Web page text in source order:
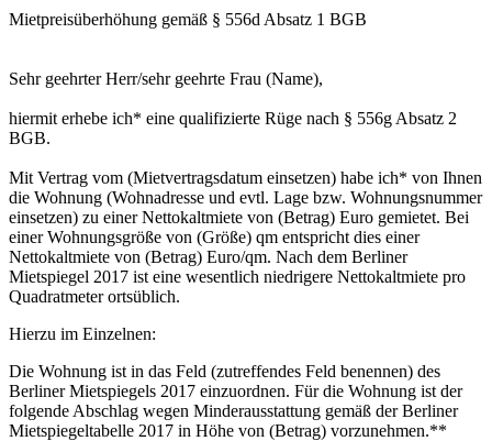
Mietpreisüberhöhung gemäß § 556d Absatz 1 BGB
Sehr geehrter Herr/sehr geehrte Frau (Name),
hiermit erhebe ich* eine qualifizierte Rüge nach § 556g Absatz 2
BGB.
Mit Vertrag vom (Mietvertragsdatum einsetzen) habe ich* von Ihnen
die Wohnung (Wohnadresse und evtl. Lage bzw. Wohnungsnummer
einsetzen) zu einer Nettokaltmiete von (Betrag) Euro gemietet. Bei
einer Wohnungsgröße von (Größe) qm entspricht dies einer
Nettokaltmiete von (Betrag) Euro/qm. Nach dem Berliner
Mietspiegel 2017 ist eine wesentlich niedrigere Nettokaltmiete pro
Quadratmeter ortsüblich.
Hierzu im Einzelnen:
Die Wohnung ist in das Feld (zutreffendes Feld benennen) des
Berliner Mietspiegels 2017 einzuordnen. Für die Wohnung ist der
folgende Abschlag wegen Minderausstattung gemäß der Berliner
Mietspiegeltabelle 2017 in Höhe von (Betrag) vorzunehmen.**